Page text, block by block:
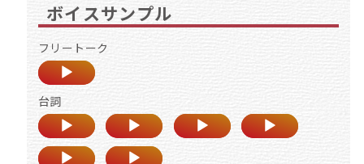
ボイスサンプル
フリートーク
台詞